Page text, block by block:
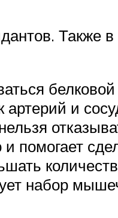
Также
и
помогает
набор